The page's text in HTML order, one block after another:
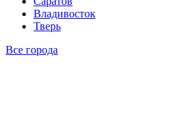
Владивосток
Тверь
Все города